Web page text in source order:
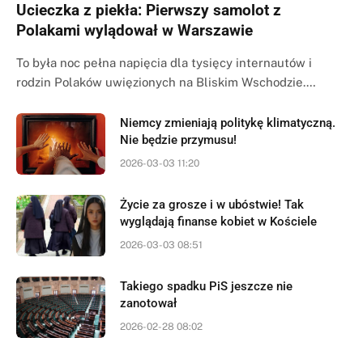
Ucieczka z piekła: Pierwszy samolot z
Polakami wylądował w Warszawie
To była noc pełna napięcia dla tysięcy internautów i
rodzin Polaków uwięzionych na Bliskim Wschodzie.…
Niemcy zmieniają politykę klimatyczną.
Nie będzie przymusu!
2026-03-03 11:20
Życie za grosze i w ubóstwie! Tak
wyglądają finanse kobiet w Kościele
2026-03-03 08:51
Takiego spadku PiS jeszcze nie
zanotował
2026-02-28 08:02